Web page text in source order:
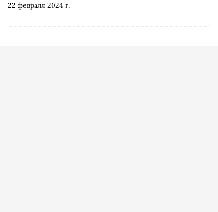
22 февраля 2024 г.